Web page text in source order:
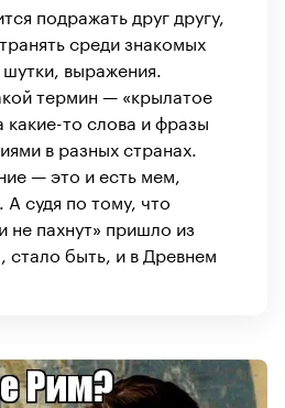
подражать друг другу,
среди знакомых
выражения.
термин — «крылатое
какие-то слова и фразы
в разных странах.
— это и есть мем,
судя по тому, что
не пахнут» пришло из
стало быть, и в Древнем